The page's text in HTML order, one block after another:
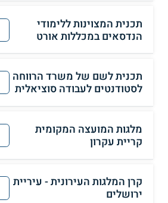
תכנית המצוינות ללימודי
הנדסאים במכללות אורט
תכנית לשם של משרד הרווחה
לסטודנטים לעבודה סוציאלית
מלגות המועצה המקומית
קריית עקרון
קרן המלגות העירונית - עיריית
ירושלים